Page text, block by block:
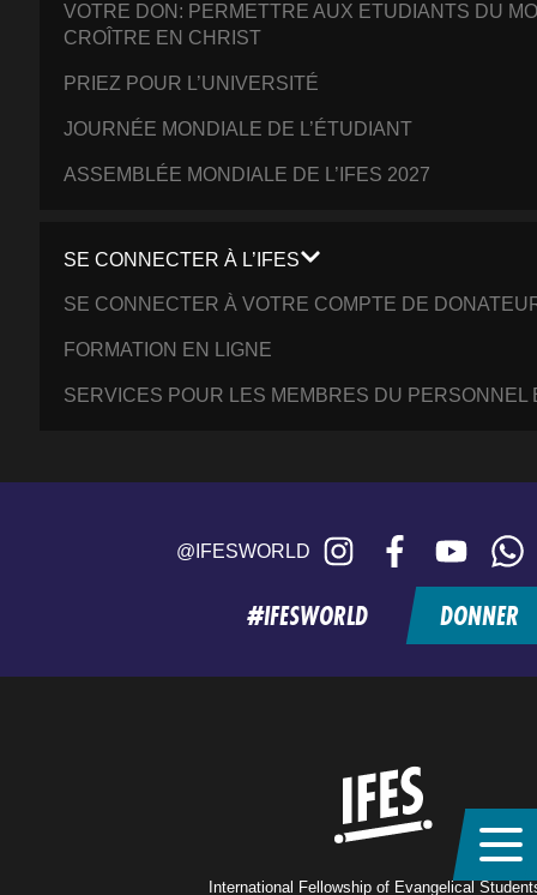
VOTRE DON: PERMETTRE AUX ETUDIANTS DU
CROÎTRE EN CHRIST
PRIEZ POUR L’UNIVERSITÉ
JOURNÉE MONDIALE DE L’ÉTUDIANT
ASSEMBLÉE MONDIALE DE L’IFES 2027
SE CONNECTER À L’IFES
SE CONNECTER À VOTRE COMPTE DE
FORMATION EN LIGNE
SERVICES POUR LES MEMBRES DU PERSONNEL
@IFESWORLD Instagram FacebookYouTube
#IFESWORLD DONNER
International Fellowship of Evangelical